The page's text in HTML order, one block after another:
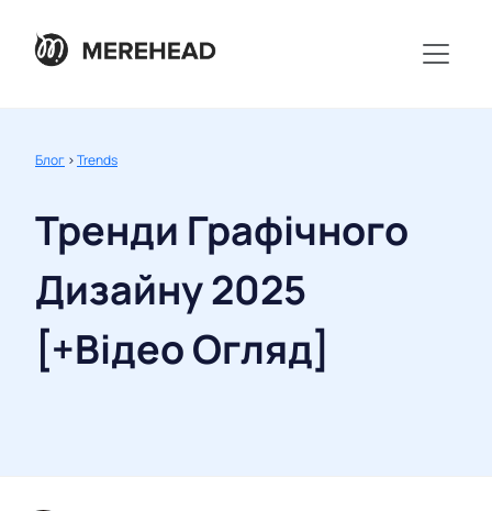
Блог >Trends
Тренди Графічного
Дизайну 2025
[+Відео Огляд]